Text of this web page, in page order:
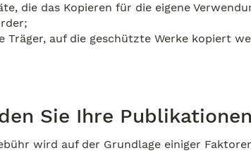
die das Kopieren für die eigene
Träger, auf die geschützte Werke kopiert
Sie Ihre Publikationen
wird auf der Grundlage einiger